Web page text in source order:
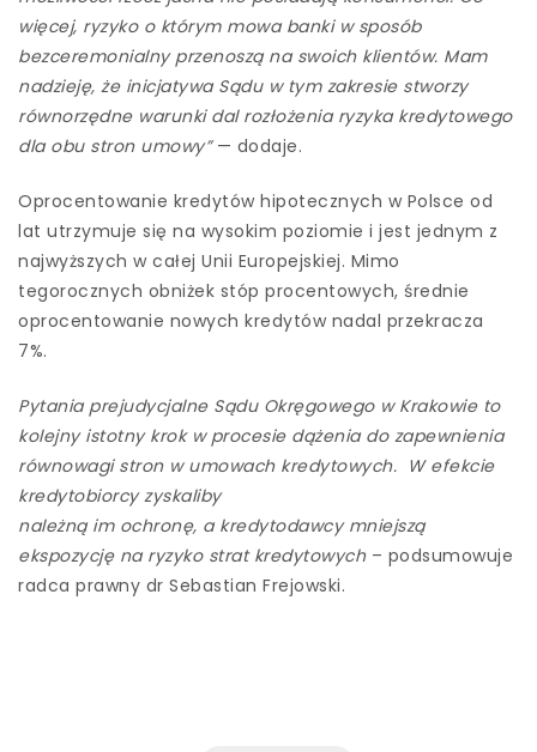
więcej, ryzyko o którym mowa banki w sposób
bezceremonialny przenoszą na swoich klientów. Mam
nadzieję, że inicjatywa Sądu w tym zakresie stworzy
równorzędne warunki dal rozłożenia ryzyka kredytowego
dla obu stron umowy”— dodaje.
Oprocentowanie kredytów hipotecznych w Polsce od
lat utrzymuje się na wysokim poziomie i jest jednym z
najwyższych w całej Unii Europejskiej. Mimo
tegorocznych obniżek stóp procentowych, średnie
oprocentowanie nowych kredytów nadal przekracza
7%.
Pytania prejudycjalne Sądu Okręgowego w Krakowie to
kolejny istotny krok w procesie dążenia do zapewnienia
równowagi stron w umowach kredytowych. W efekcie
kredytobiorcy zyskaliby
należną im ochronę, a kredytodawcy mniejszą
ekspozycję na ryzyko strat kredytowych– podsumowuje
radca prawny dr Sebastian Frejowski.